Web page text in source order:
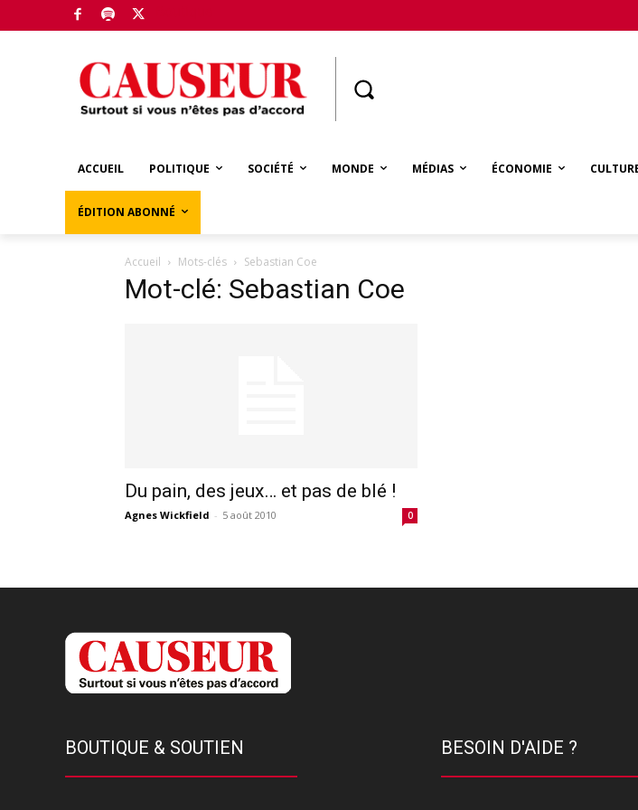
ACCUEIL POLITIQUE SOCIÉTÉ MONDE MÉDIAS ÉCONOMIE
ÉDITION ABONNÉ
Accueil Mots-clés Sebastian Coe
Mot-clé: Sebastian Coe
Du pain, des jeux… et pas de blé !
Agnes Wickfield - 5 août 2010 0
BOUTIQUE & SOUTIEN BESOIN D'AIDE ?